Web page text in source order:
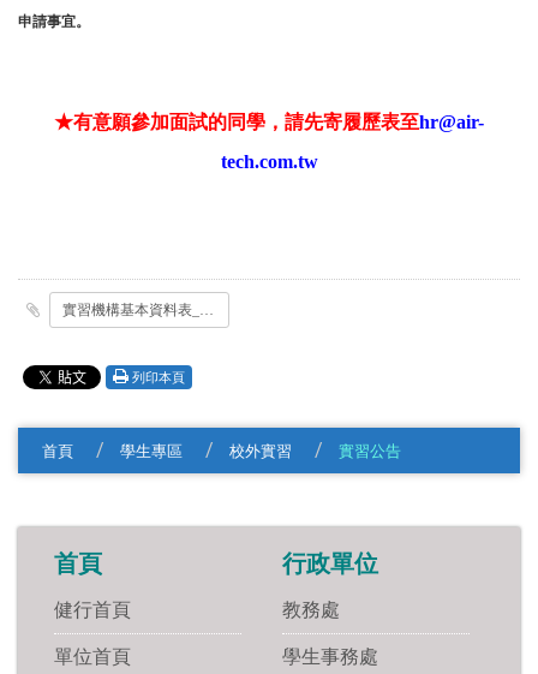
申請事宜。
★有意願參加面試的同學，請先寄履歷表至hr@air-
tech.com.tw
列印本頁
首頁 學生專區 校外實習 實習公告
首頁
健行首頁
單位首頁
行政單位
教務處
學生事務處